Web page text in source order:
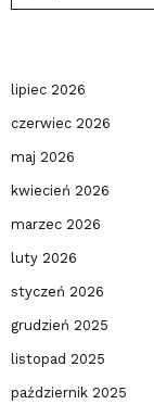
lipiec 2026
czerwiec 2026
maj 2026
kwiecień 2026
marzec 2026
luty 2026
styczeń 2026
grudzień 2025
listopad 2025
październik 2025